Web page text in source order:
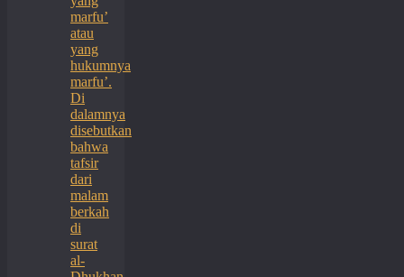
marfu’
atau
yang
hukumnya
marfu’.
Di
dalamnya
disebutkan
bahwa
tafsir
dari
malam
berkah
di
surat
al-